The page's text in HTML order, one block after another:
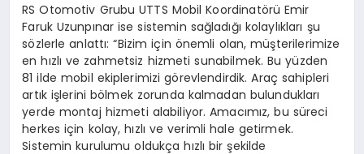
RS Otomotiv Grubu UTTS Mobil Koordinatörü Emir
Faruk Uzunpınar ise sistemin sağladığı kolaylıkları şu
sözlerle anlattı: “Bizim için önemli olan, müşterilerimize
en hızlı ve zahmetsiz hizmeti sunabilmek. Bu yüzden
81 ilde mobil ekiplerimizi görevlendirdik. Araç sahipleri
artık işlerini bölmek zorunda kalmadan bulundukları
yerde montaj hizmeti alabiliyor. Amacımız, bu süreci
herkes için kolay, hızlı ve verimli hale getirmek.
Sistemin kurulumu oldukça hızlı bir şekilde